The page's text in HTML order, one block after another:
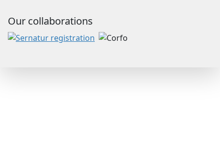
Our collaborations